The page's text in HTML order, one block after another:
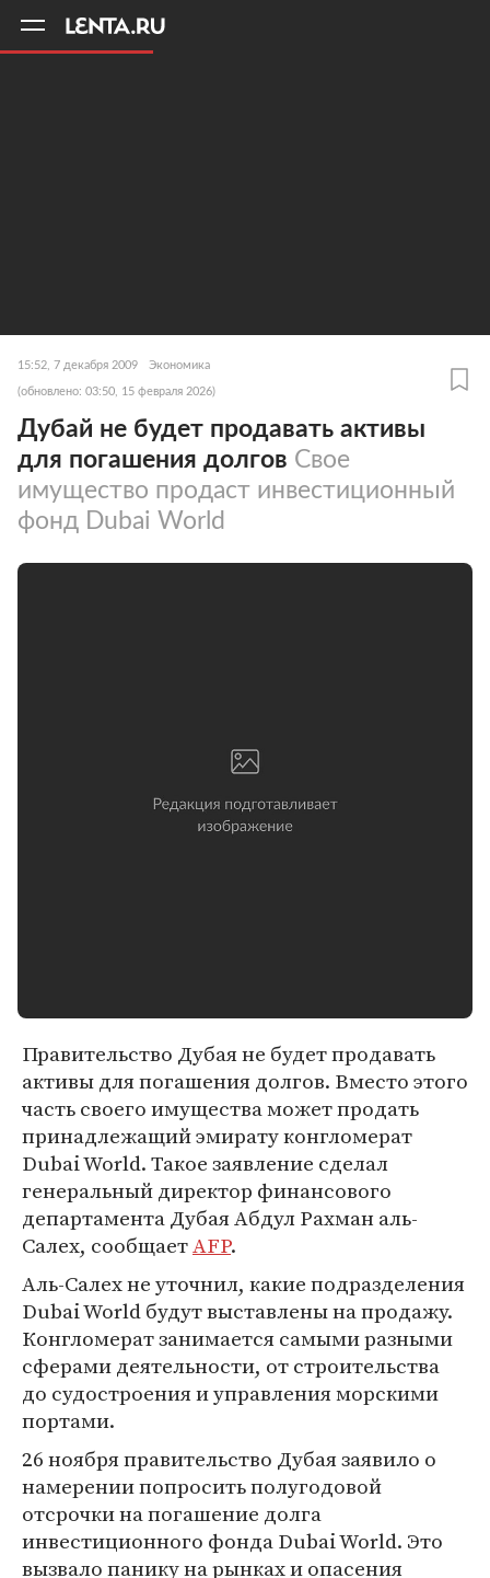
15:52, 7 декабря 2009 Экономика
(обновлено: 03:50, 15 февраля 2026)
Дубай не будет продавать активы
для погашения долгов Свое
имущество продаст инвестиционный
фонд Dubai World
Правительство Дубая не будет продавать
активы для погашения долгов. Вместо этого
часть своего имущества может продать
принадлежащий эмирату конгломерат
Dubai World. Такое заявление сделал
генеральный директор финансового
департамента Дубая Абдул Рахман аль-
Салех, сообщаетAFP.
Аль-Салех не уточнил, какие подразделения
Dubai World будут выставлены на продажу.
Конгломерат занимается самыми разными
сферами деятельности, от строительства
до судостроения и управления морскими
портами.
26 ноября правительство Дубая заявило о
намерении попросить полугодовой
отсрочки на погашение долга
инвестиционного фонда Dubai World. Это
вызвало панику на рынках и опасения